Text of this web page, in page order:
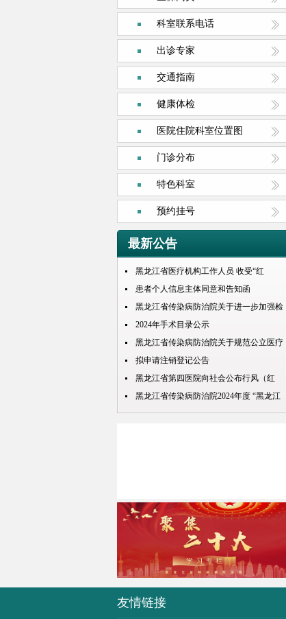
科室联系电话
出诊专家
交通指南
健康体检
医院住院科室位置图
门诊分布
特色科室
预约挂号
最新公告
黑龙江省医疗机构工作人员 收受“红
包”处理规定
患者个人信息主体同意和告知函
黑龙江省传染病防治院关于进一步加强检
查检验结果互认项目的公示
2024年手术目录公示
黑龙江省传染病防治院关于规范公立医疗
机构预交金管理工作实施情况的通知
拟申请注销登记公告
黑龙江省第四医院向社会公布行风（红
包） 问题投诉举报电话
黑龙江省传染病防治院2024年度 “黑龙江
人才周”公开招聘 拟录取人员名单公示
友情链接